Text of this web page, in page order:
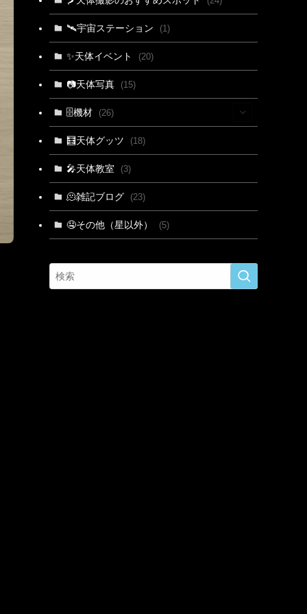
🛰宇宙ステーション (1)
✨天体イベント (20)
📷天体写真 (15)
🗄機材 (26)
(2)
(1)
(3)
🧮天体グッツ (18)
🎤天体教室 (3)
🫠雑記ブログ (23)
🤤その他（星以外） (5)